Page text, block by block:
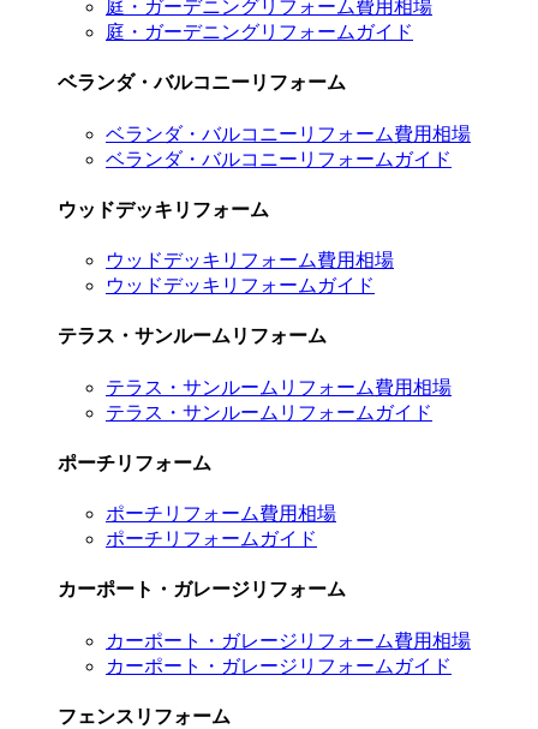
庭・ガーデニングリフォーム費用相場
庭・ガーデニングリフォームガイド
ベランダ・バルコニーリフォーム
ベランダ・バルコニーリフォーム費用相場
ベランダ・バルコニーリフォームガイド
ウッドデッキリフォーム
ウッドデッキリフォーム費用相場
ウッドデッキリフォームガイド
テラス・サンルームリフォーム
テラス・サンルームリフォーム費用相場
テラス・サンルームリフォームガイド
ポーチリフォーム
ポーチリフォーム費用相場
ポーチリフォームガイド
カーポート・ガレージリフォーム
カーポート・ガレージリフォーム費用相場
カーポート・ガレージリフォームガイド
フェンスリフォーム